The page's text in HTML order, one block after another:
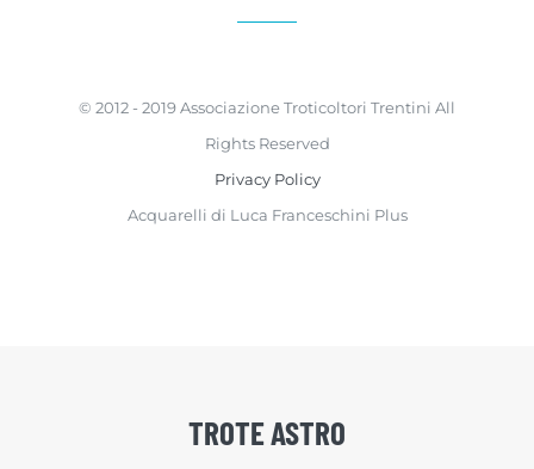
© 2012 - 2019 Associazione Troticoltori Trentini All
Rights Reserved
Privacy Policy
Acquarelli di Luca Franceschini Plus
TROTE ASTRO